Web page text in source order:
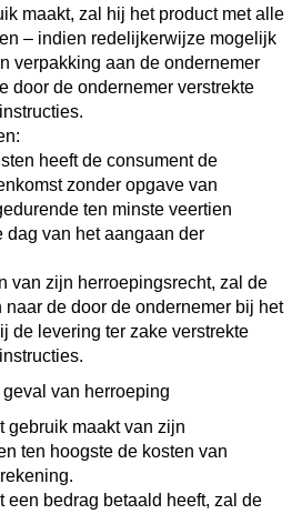
maakt, zal hij het product met alle
– indien redelijkerwijze mogelijk
verpakking aan de ondernemer
door de ondernemer verstrekte
heeft de consument de
zonder opgave van
ten minste veertien
dag van het aangaan der
van zijn herroepingsrecht, zal de
de door de ondernemer bij het
de levering ter zake verstrekte
van herroeping
gebruik maakt van zijn
ten hoogste de kosten van
een bedrag betaald heeft, zal de